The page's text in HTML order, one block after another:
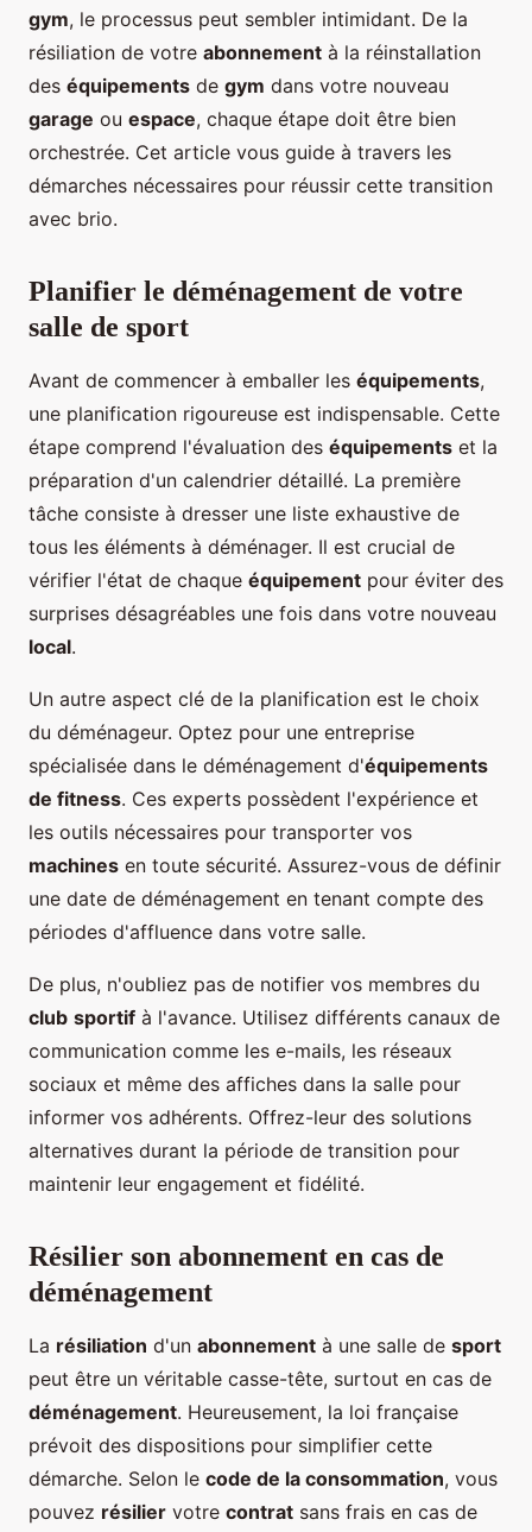
gym, le processus peut sembler intimidant. De la
résiliation de votre abonnement à la réinstallation
des équipements de gym dans votre nouveau
garage ou espace, chaque étape doit être bien
orchestrée. Cet article vous guide à travers les
démarches nécessaires pour réussir cette transition
avec brio.
Planifier le déménagement de votre
salle de sport
Avant de commencer à emballer les équipements,
une planification rigoureuse est indispensable. Cette
étape comprend l'évaluation des équipements et la
préparation d'un calendrier détaillé. La première
tâche consiste à dresser une liste exhaustive de
tous les éléments à déménager. Il est crucial de
vérifier l'état de chaque équipement pour éviter des
surprises désagréables une fois dans votre nouveau
local.
Un autre aspect clé de la planification est le choix
du déménageur. Optez pour une entreprise
spécialisée dans le déménagement d'équipements
de fitness. Ces experts possèdent l'expérience et
les outils nécessaires pour transporter vos
machines en toute sécurité. Assurez-vous de définir
une date de déménagement en tenant compte des
périodes d'affluence dans votre salle.
De plus, n'oubliez pas de notifier vos membres du
club sportif à l'avance. Utilisez différents canaux de
communication comme les e-mails, les réseaux
sociaux et même des affiches dans la salle pour
informer vos adhérents. Offrez-leur des solutions
alternatives durant la période de transition pour
maintenir leur engagement et fidélité.
Résilier son abonnement en cas de
déménagement
La résiliation d'un abonnement à une salle de sport
peut être un véritable casse-tête, surtout en cas de
déménagement. Heureusement, la loi française
prévoit des dispositions pour simplifier cette
démarche. Selon le code de la consommation, vous
pouvez résilier votre contrat sans frais en cas de